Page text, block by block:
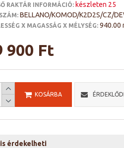
RAKTÁR INFORMÁCIÓ: készleten 25
BELLANO/KOMOD/K2D2S/CZ/
X MAGASSÁG X MÉLYSÉG: 940.00
900 Ft
KOSÁRBA
is érdekelheti